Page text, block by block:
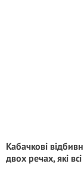
Кабачкові
двох речах, які